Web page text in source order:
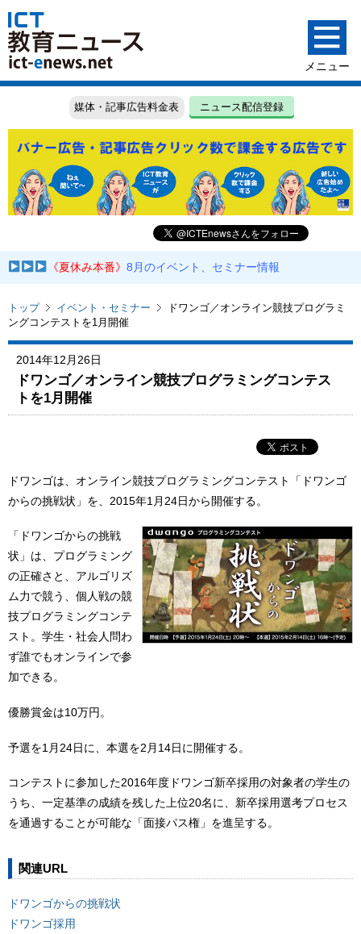
媒体・記事広告料金表 ニュース配信登録
《夏休み本番》8月のイベント、セミナー情報
トップ イベント・セミナー
ドワンゴ／オンライン競技プログラミ
ングコンテストを1月開催
2014年12月26日
ドワンゴ／オンライン競技プログラミングコンテス
トを1月開催
ドワンゴは、オンライン競技プログラミングコンテスト「ドワンゴ
からの挑戦状」を、2015年1月24日から開催する。
「ドワンゴからの挑戦
状」は、プログラミング
の正確さと、アルゴリズ
ム力で競う、個人戦の競
技プログラミングコンテ
スト。学生・社会人問わ
ず誰でもオンラインで参
加できる。
優勝賞金は10万円。
予選を1月24日に、本選を2月14日に開催する。
コンテストに参加した2016年度ドワンゴ新卒採用の対象者の学生の
うち、一定基準の成績を残した上位20名に、新卒採用選考プロセス
を通過することが可能な「面接パス権」を進呈する。
関連URL
ドワンゴからの挑戦状
ドワンゴ採用